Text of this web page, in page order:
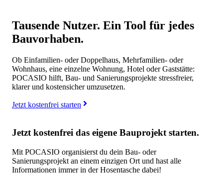
Tausende Nutzer. Ein Tool für jedes
Bauvorhaben.
Ob Einfamilien- oder Doppelhaus, Mehrfamilien- oder
Wohnhaus, eine einzelne Wohnung, Hotel oder Gaststätte:
POCASIO hilft, Bau- und Sanierungsprojekte stressfreier,
klarer und kostensicher umzusetzen.
Jetzt kostenfrei starten
Jetzt kostenfrei das eigene Bauprojekt starten.
Mit POCASIO organisierst du dein Bau- oder
Sanierungsprojekt an einem einzigen Ort und hast alle
Informationen immer in der Hosentasche dabei!